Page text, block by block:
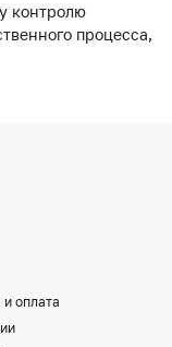
контролю
процесса,
оплата